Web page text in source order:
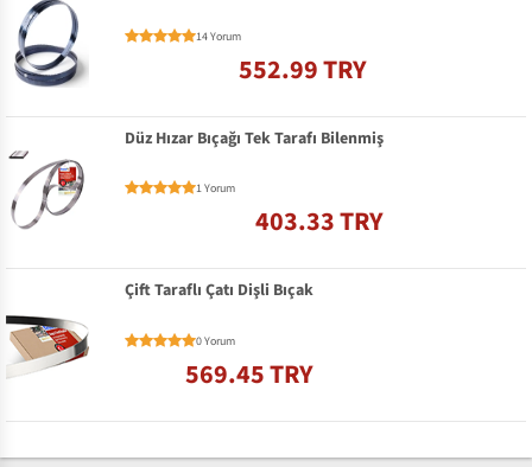
14 Yorum
552.99 TRY
Düz Hızar Bıçağı Tek Tarafı Bilenmiş
1 Yorum
403.33 TRY
Çift Taraflı Çatı Dişli Bıçak
0 Yorum
569.45 TRY